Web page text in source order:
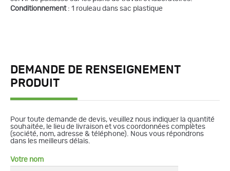
Conditionnement: 1 rouleau dans sac plastique
DEMANDE DE RENSEIGNEMENT
PRODUIT
Pour toute demande de devis, veuillez nous indiquer la quantité
souhaitée, le lieu de livraison et vos coordonnées complètes
(société, nom, adresse & téléphone). Nous vous répondrons
dans les meilleurs délais.
Votre nom